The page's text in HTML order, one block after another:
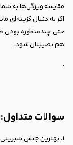
مقایسه ویژگی‌ها به
اگر به دنبال گزینه‌ای
حتی چندمنظوره بودن
هم نصیبتان شود.
.
سوالات متداول:
۱. بهترین جنس شیرینی خوری کدام است؟